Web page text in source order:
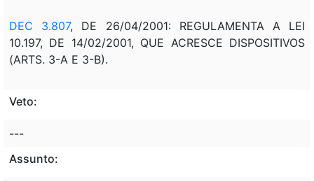
DEC 3.807, DE 26/04/2001: REGULAMENTA A LEI
10.197, DE 14/02/2001, QUE ACRESCE DISPOSITIVOS
(ARTS. 3-A E 3-B).
Veto:
---
Assunto: